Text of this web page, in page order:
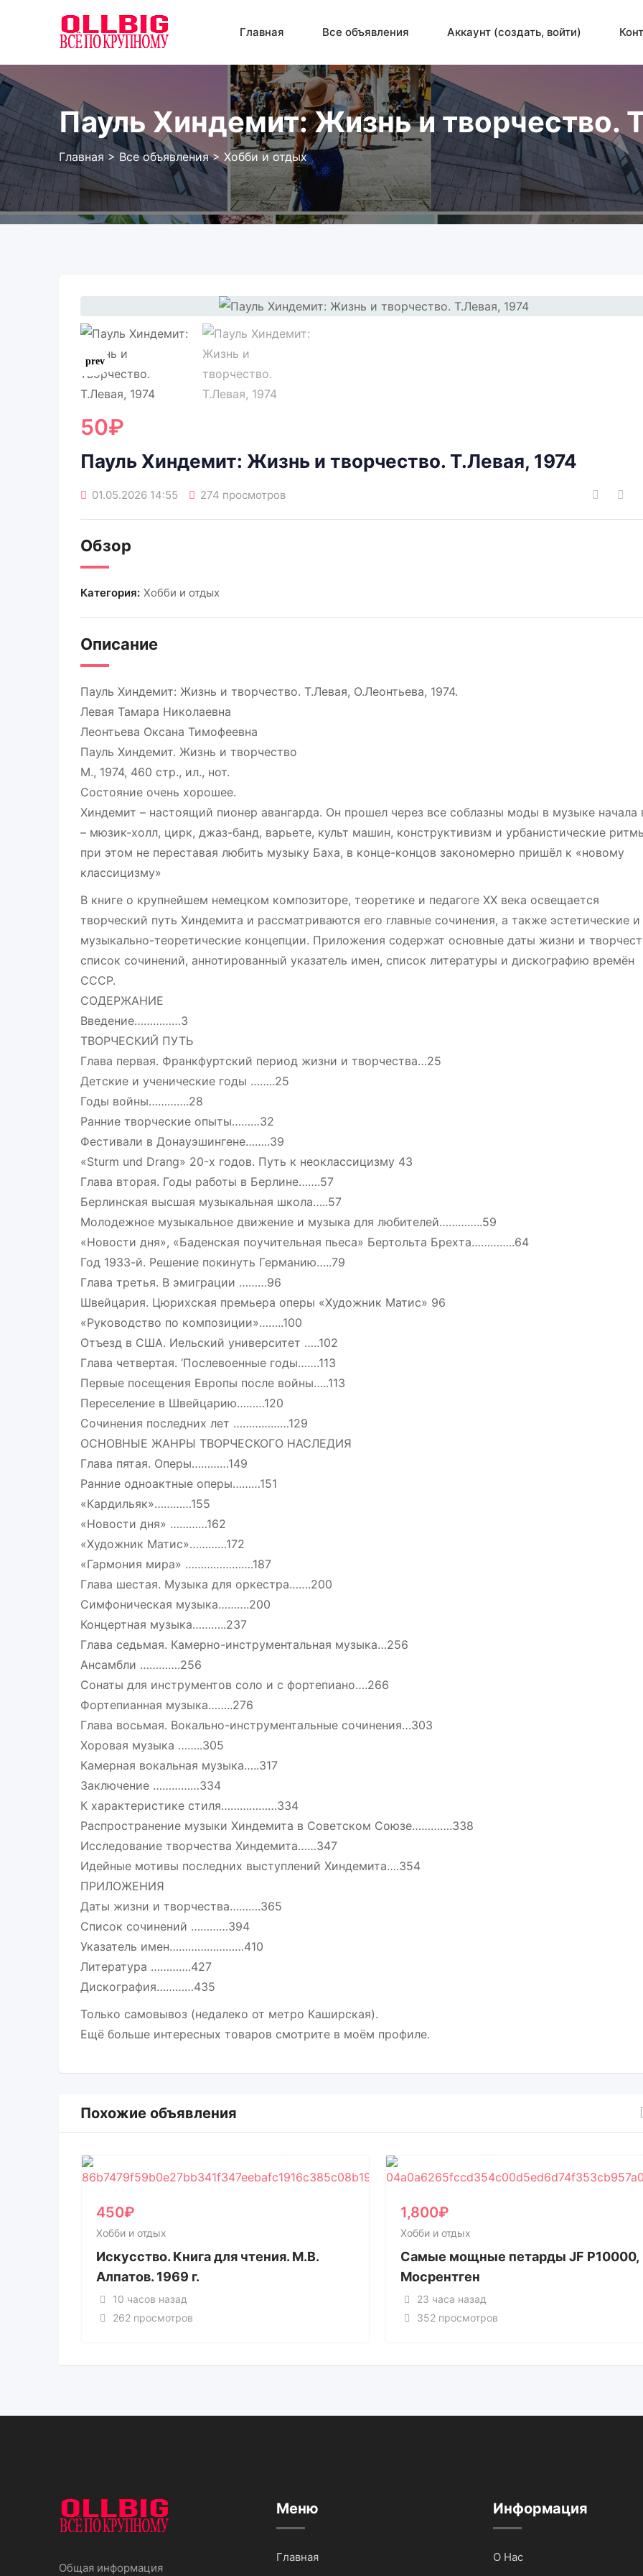
содержанию
Главная Все объявления Аккаунт (создать, войти)
Пауль Хиндемит: Жизнь и творчество.
Главная > Все объявления> Хобби и отдых
50₽
Пауль Хиндемит: Жизнь и творчество. Т.Левая, 1974
01.05.2026 14:55 274 просмотров
Обзор
Категория: Хобби и отдых
Описание
Пауль Хиндемит: Жизнь и творчество. Т.Левая, О.Леонтьева, 1974.
Левая Тамара Николаевна
Леонтьева Оксана Тимофеевна
Пауль Хиндемит. Жизнь и творчество
М., 1974, 460 стр., ил., нот.
Состояние очень хорошее.
Хиндемит – настоящий пионер авангарда. Он прошел через все соблазны моды в музыке начала
– мюзик-холл, цирк, джаз-банд, варьете, культ машин, конструктивизм и урбанистические
при этом не переставая любить музыку Баха, в конце-концов закономерно пришёл к «новому
классицизму»
В книге о крупнейшем немецком композиторе, теоретике и педагоге XX века освещается
творческий путь Хиндемита и рассматриваются его главные сочинения, а также эстетические и
музыкально-теоретические концепции. Приложения содержат основные даты жизни и
список сочинений, аннотированный указатель имен, список литературы и дискографию времён
СССР.
СОДЕРЖАНИЕ
Введение……………3
ТВОРЧЕСКИЙ ПУТЬ
Глава первая. Франкфуртский период жизни и творчества…25
Детские и ученические годы ……..25
Годы войны………….28
Ранние творческие опыты………32
Фестивали в Донауэшингене……..39
«Sturm und Drang» 20-х годов. Путь к неоклассицизму 43
Глава вторая. Годы работы в Берлине…….57
Берлинская высшая музыкальная школа…..57
Молодежное музыкальное движение и музыка для любителей…………..59
«Новости дня», «Баденская поучительная пьеса» Бертольта Брехта…………..64
Год 1933-й. Решение покинуть Германию…..79
Глава третья. В эмиграции ………96
Швейцария. Цюрихская премьера оперы «Художник Матис» 96
«Руководство по композиции»……..100
Отъезд в США. Иельский университет …..102
Глава четвертая. ‘Послевоенные годы…….113
Первые посещения Европы после войны…..113
Переселение в Швейцарию………120
Сочинения последних лет ………………129
ОСНОВНЫЕ ЖАНРЫ ТВОРЧЕСКОГО НАСЛЕДИЯ
Глава пятая. Оперы…………149
Ранние одноактные оперы………151
«Кардильяк»…………155
«Новости дня» …………162
«Художник Матис»…………172
«Гармония мира» ………………….187
Глава шестая. Музыка для оркестра…….200
Симфоническая музыка……….200
Концертная музыка………..237
Глава седьмая. Камерно-инструментальная музыка…256
Ансамбли ………….256
Сонаты для инструментов соло и с фортепиано….266
Фортепианная музыка……..276
Глава восьмая. Вокально-инструментальные сочинения…303
Хоровая музыка ……..305
Камерная вокальная музыка…..317
Заключение ……………334
К характеристике стиля………………334
Распространение музыки Хиндемита в Советском Союзе………….338
Исследование творчества Хиндемита……347
Идейные мотивы последних выступлений Хиндемита….354
ПРИЛОЖЕНИЯ
Даты жизни и творчества……….365
Список сочинений …………394
Указатель имен……………………410
Литература ………….427
Дискография…………435
Только самовывоз (недалеко от метро Каширская).
Ещё больше интересных товаров смотрите в моём профиле.
Похожие объявления
450₽
Хобби и отдых
Искусство. Книга для чтения. М.В.
Алпатов. 1969 г.
10 часов назад
262 просмотров
1,800₽
Хобби и отдых
Самые мощные петарды JF P10000,
Мосрентген
23 часа назад
352 просмотров
Общая информация
Меню
Главная
Информация
О Нас